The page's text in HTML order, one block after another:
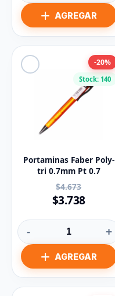
Stock: 140
-20%
Portaminas Faber Poly-
tri 0.7mm Pt 0.7
$4.673
$3.738
- +